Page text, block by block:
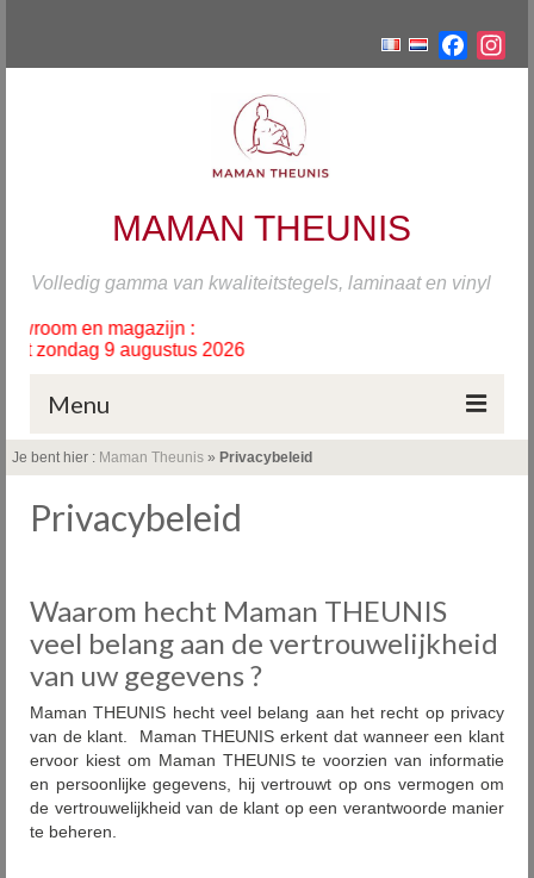
MAMAN THEUNIS
Volledig gamma van kwaliteitstegels, laminaat en vinyl
en magazijn :
9 augustus 2026
Menu
Home
Tegels
Plaatsing
Diensten
Outlet
Showrooms
Je bent hier : Maman Theunis » Privacybeleid
Privacybeleid
Waarom hecht Maman THEUNIS
veel belang aan de vertrouwelijkheid
van uw gegevens ?
Maman THEUNIS hecht veel belang aan het recht op privacy
van de klant. Maman THEUNIS erkent dat wanneer een klant
ervoor kiest om Maman THEUNIS te voorzien van informatie
en persoonlijke gegevens, hij vertrouwt op ons vermogen om
de vertrouwelijkheid van de klant op een verantwoorde manier
te beheren.